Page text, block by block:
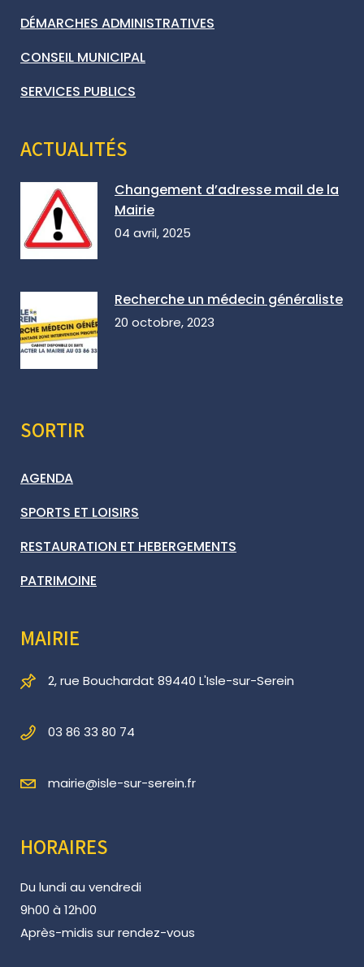
DÉMARCHES ADMINISTRATIVES
CONSEIL MUNICIPAL
SERVICES PUBLICS
ACTUALITÉS
Changement d’adresse mail de la
Mairie
04 avril, 2025
Recherche un médecin généraliste
20 octobre, 2023
SORTIR
AGENDA
SPORTS ET LOISIRS
RESTAURATION ET HEBERGEMENTS
PATRIMOINE
MAIRIE
2, rue Bouchardat 89440 L'Isle-sur-Serein
03 86 33 80 74
mairie@isle-sur-serein.fr
HORAIRES
Du lundi au vendredi
9h00 à 12h00
Après-midis sur rendez-vous